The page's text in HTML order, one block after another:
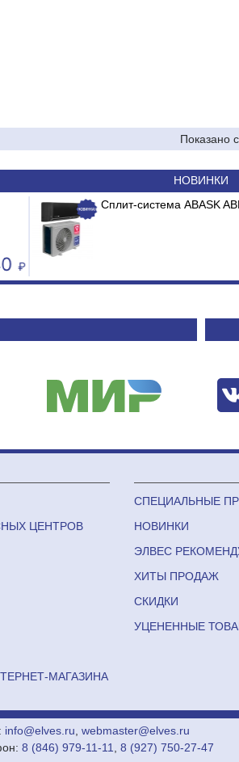
Картридж мех.очистки ITA PP-10 1-я
НОВИНКИ
Сплит-система ABASK ABK-07
Показано
ЦЕНТРОВ
МАГАЗИНА
СПЕЦИАЛЬНЫЕ
НОВИНКИ
ЭЛВЕС
ХИТЫ ПРОДАЖ
СКИДКИ
УЦЕНЕННЫЕ
info@elves.ru webmaster@elves.ru
8 (846) 979-11-11 8 (927) 750-27-47